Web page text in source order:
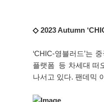
◇2023 Autumn
‘CHIC-영블러드’는
플랫폼 등 차세대 떠
나서고 있다. 팬데믹